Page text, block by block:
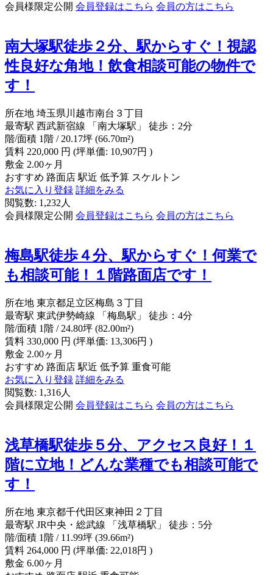
会員様限定公開 会員登録はこちら 会員の方はこちら
南大塚駅徒歩２分、駅からすぐ！視認
性良好な角地！飲食相談可能の物件で
す！
所在地 埼玉県川越市南台３丁目
最寄駅 西武新宿線 「南大塚駅」 徒歩：2分
階/面積 1階 / 20.17坪 (66.70m²)
賃料 220,000 円 (坪単価: 10,907円 )
敷金 2.00ヶ月
おすすめ 路面店 駅近 低予算 スケルトン
お気に入り登録 詳細をみる
閲覧数: 1,232人
会員様限定公開 会員登録はこちら 会員の方はこちら
梅島駅徒歩４分、駅からすぐ！何業で
も相談可能！１階路面店です！
所在地 東京都足立区梅島３丁目
最寄駅 東武伊勢崎線 「梅島駅」 徒歩：4分
階/面積 1階 / 24.80坪 (82.00m²)
賃料 330,000 円 (坪単価: 13,306円 )
敷金 2.00ヶ月
おすすめ 路面店 駅近 低予算 重食可能
お気に入り登録 詳細をみる
閲覧数: 1,316人
会員様限定公開 会員登録はこちら 会員の方はこちら
浅草橋駅徒歩５分、アクセス良好！１
階に立地！どんな業種でも相談可能で
す！
所在地 東京都千代田区東神田２丁目
最寄駅 JR中央・総武線 「浅草橋駅」 徒歩：5分
階/面積 1階 / 11.99坪 (39.66m²)
賃料 264,000 円 (坪単価: 22,018円 )
敷金 6.00ヶ月